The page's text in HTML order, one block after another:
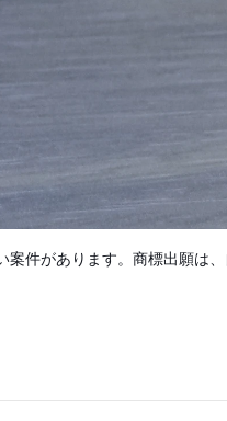
件があります。商標出願は